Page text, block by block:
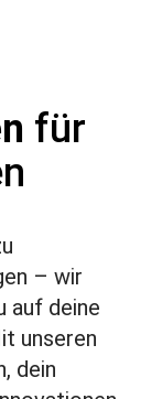
für
– wir
auf deine
unseren
dein